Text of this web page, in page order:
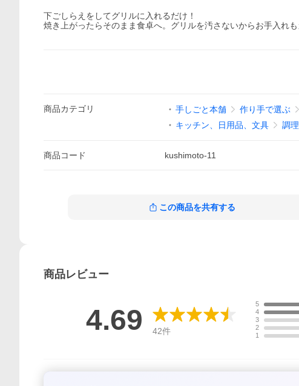
下ごしらえをしてグリルに入れるだけ！
焼き上がったらそのまま食卓へ。グリルを汚さないからお手入れ
商品カテゴリ 手しごと本舗 作り手で選ぶ
キッチン、日用品、文具
調
商品コード kushimoto-11
この商品を共有する
商品レビュー
4.69 42件
5
4
3
2
1